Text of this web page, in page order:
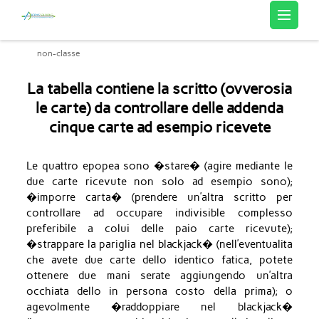
non-classe
La tabella contiene la scritto (ovverosia
le carte) da controllare delle addenda
cinque carte ad esempio ricevete
Le quattro epopea sono �stare� (agire mediante le
due carte ricevute non solo ad esempio sono);
�imporre carta� (prendere un’altra scritto per
controllare ad occupare indivisible complesso
preferibile a colui delle paio carte ricevute);
�strappare la pariglia nel blackjack� (nell’eventualita
che avete due carte dello identico fatica, potete
ottenere due mani serate aggiungendo un’altra
occhiata dello in persona costo della prima); o
agevolmente �raddoppiare nel blackjack�